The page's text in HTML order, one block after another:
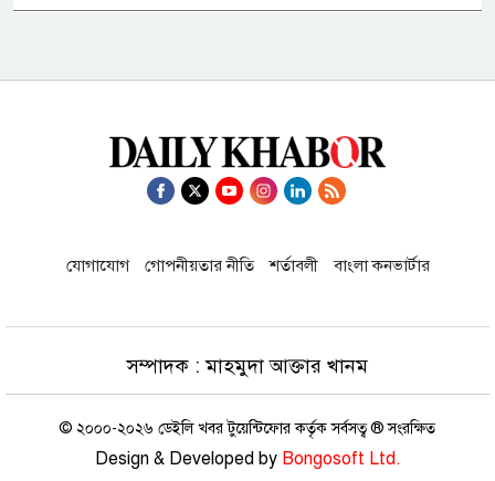
জ্বালানি তেল আমদানির খসড়া নীতিমালা
নিয়ে যা বলল জ্বালানি বিভাগ
মার্কিন যুক্তরাষ্ট্র শর্ত না মানলে খুলবে না
তুরস্ক-সৌদি-পাকিস্তানের প্রতিরক্ষা চুক্তিতে
যোগ দিতে পারবে বন্ধু দেশগুলো:
এরদোয়ান
যোগাযোগ গোপনীয়তার নীতি শর্তাবলী বাংলা কনভার্টার
সম্পাদক : মাহমুদা আক্তার খানম
© ২০০০-২০২৬ ডেইলি খবর টুয়েন্টিফোর কর্তৃক সর্বসত্ব ® সংরক্ষিত
Design & Developed by Bongosoft Ltd.